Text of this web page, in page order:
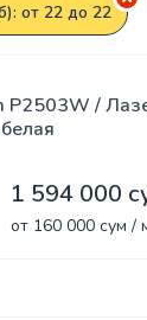
от 22 до 22
P2503W /
1 594 000
от 160 000 сум /